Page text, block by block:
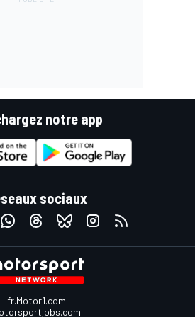
notre app
sociaux
fr.Motor1.com